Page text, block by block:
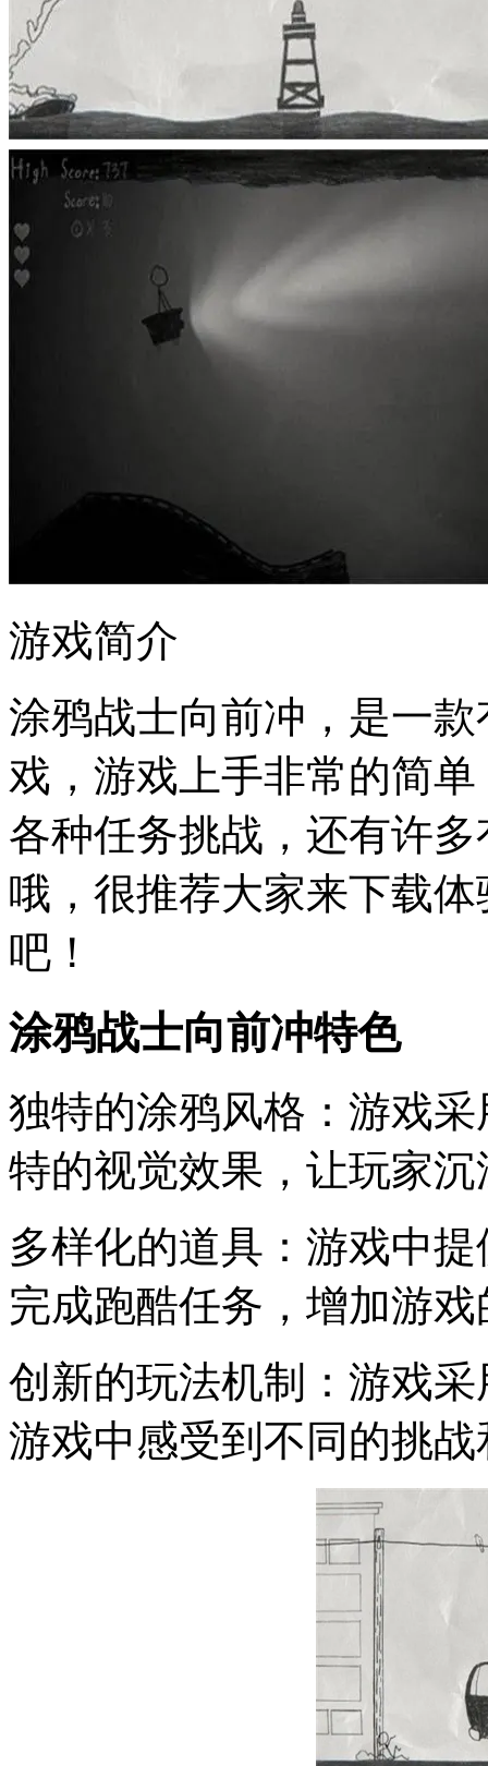
游戏简介
涂鸦战士向前冲，是一
戏，游戏上手非常的简
各种任务挑战，还有许
哦，很推荐大家来下载
吧！
涂鸦战士向前冲特色
独特的涂鸦风格：游戏
特的视觉效果，让玩家
多样化的道具：游戏中
完成跑酷任务，增加游
创新的玩法机制：游戏
游戏中感受到不同的挑